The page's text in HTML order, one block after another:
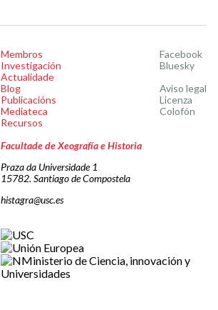
Membros
Investigación
Actualidade
Blog
Publicacións
Mediateca
Recursos
Facebook
Bluesky
Aviso legal
Licenza
Colofón
Facultade de Xeografía e Historia
Praza da Universidade 1
15782. Santiago de Compostela
histagra@usc.es